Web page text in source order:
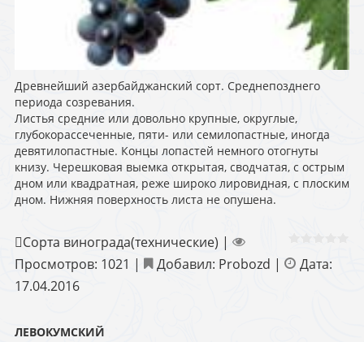
Древнейший азербайджанский сорт. Среднепозднего
периода созревания.
Листья средние или довольно крупные, округлые,
глубокорассеченные, пяти- или семилопастные, иногда
девятилопастные. Концы лопастей немного отогнуты
книзу. Черешковая выемка открытая, сводчатая, с острым
дном или квадратная, реже широко лировидная, с плоским
дном. Нижняя поверхность листа не опушена.
Сорта винограда(технические) |
Просмотров: 1021 | Добавил: Probozd |
Дата:
17.04.2016
ЛЕВОКУМСКИЙ